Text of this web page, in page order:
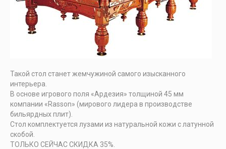
Такой стол станет жемчужиной самого изысканного
интерьера.
В основе игрового поля «Ардезия» толщиной 45 мм
компании «Rasson» (мирового лидера в производстве
бильярдных плит).
Стол комплектуется лузами из натуральной кожи с латунной
скобой.
ТОЛЬКО СЕЙЧАС СКИДКА 35%.